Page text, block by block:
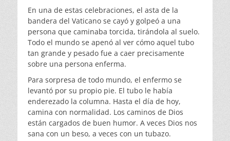
En una de estas celebraciones, el asta de la
bandera del Vaticano se cayó y golpeó a una
persona que caminaba torcida, tirándola al suelo.
Todo el mundo se apenó al ver cómo aquel tubo
tan grande y pesado fue a caer precisamente
sobre una persona enferma.
Para sorpresa de todo mundo, el enfermo se
levantó por su propio pie. El tubo le había
enderezado la columna. Hasta el día de hoy,
camina con normalidad. Los caminos de Dios
están cargados de buen humor. A veces Dios nos
sana con un beso, a veces con un tubazo.